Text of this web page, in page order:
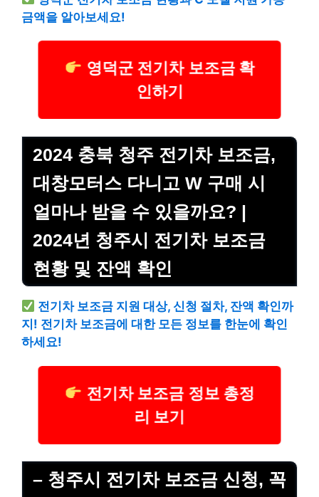
금액을 알아보세요!
영덕군 전기차 보조금 확
인하기
2024 충북 청주 전기차 보조금,
대창모터스 다니고 W 구매 시
얼마나 받을 수 있을까요? |
2024년 청주시 전기차 보조금
현황 및 잔액 확인
전기차 보조금 지원 대상, 신청 절차, 잔액 확인까
지! 전기차 보조금에 대한 모든 정보를 한눈에 확인
하세요!
전기차 보조금 정보 총정
리 보기
– 청주시 전기차 보조금 신청, 꼭